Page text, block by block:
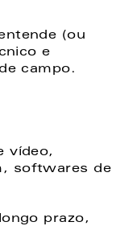
(ou
e
campo.
vídeo,
softwares de
prazo,